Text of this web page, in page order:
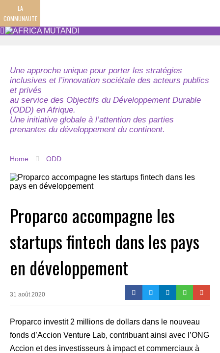
LA
COMMUNAUTE
Une approche unique pour porter les stratégies
inclusives et l’innovation sociétale des acteurs publics
et privés
au service des Objectifs du Développement Durable
(ODD) en Afrique.
Une initiative globale à l’attention des parties
prenantes du développement du continent.
Home ODD
Proparco accompagne les
startups fintech dans les pays
en développement
31 août 2020
Proparco investit 2 millions de dollars dans le nouveau
fonds d’Accion Venture Lab, contribuant ainsi avec l’ONG
Accion et des investisseurs à impact et commerciaux à